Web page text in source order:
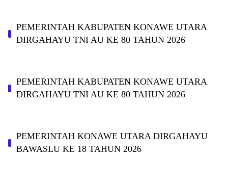
PEMERINTAH KABUPATEN KONAWE UTARA
DIRGAHAYU TNI AU KE 80 TAHUN 2026
PEMERINTAH KABUPATEN KONAWE UTARA
DIRGAHAYU TNI AU KE 80 TAHUN 2026
PEMERINTAH KONAWE UTARA DIRGAHAYU
BAWASLU KE 18 TAHUN 2026